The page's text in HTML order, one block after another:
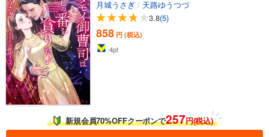
月城うさぎ / 天路ゆうつづ
3.8(5)
858 円 (税込)
4pt
新規会員70%OFFクーポンで257円(税込)